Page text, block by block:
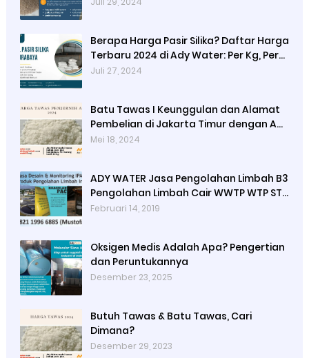
Berapa Harga Pasir Silika? Daftar Harga
Terbaru 2024 di Ady Water: Per Kg, Per
Karung, dan Per Ton
Juli 27, 2024
Batu Tawas I Keunggulan dan Alamat
Pembelian di Jakarta Timur dengan Ady
Water
Mei 18, 2024
ADY WATER Jasa Pengolahan Limbah B3
Pengolahan Limbah Cair WWTP WTP STP
di Bandung Jogjakarta Surabaya
Februari 14, 2019
Oksigen Medis Adalah Apa? Pengertian
dan Peruntukannya
Desember 23, 2025
Butuh Tawas & Batu Tawas, Cari
Dimana?
Desember 29, 2023